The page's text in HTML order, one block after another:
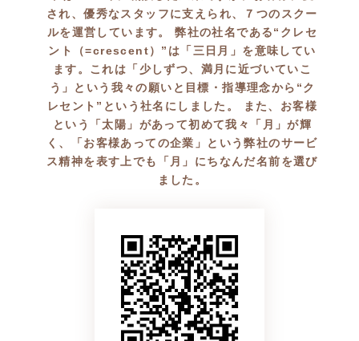
され、優秀なスタッフに支えられ、７つのスクー
ルを運営しています。 弊社の社名である“クレセ
ント（=crescent）”は「三日月」を意味してい
ます。これは「少しずつ、満月に近づいていこ
う」という我々の願いと目標・指導理念から“ク
レセント”という社名にしました。 また、お客様
という「太陽」があって初めて我々「月」が輝
く、「お客様あっての企業」という弊社のサービ
ス精神を表す上でも「月」にちなんだ名前を選び
ました。